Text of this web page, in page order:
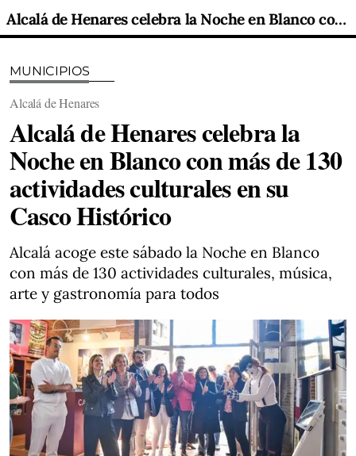
Alcalá de Henares celebra la Noche en Blanco con más de 130 actividades culturales en su Casco Histórico
MUNICIPIOS
Alcalá de Henares
Alcalá de Henares celebra la
Noche en Blanco con más de 130
actividades culturales en su
Casco Histórico
Alcalá acoge este sábado la Noche en Blanco
con más de 130 actividades culturales, música,
arte y gastronomía para todos